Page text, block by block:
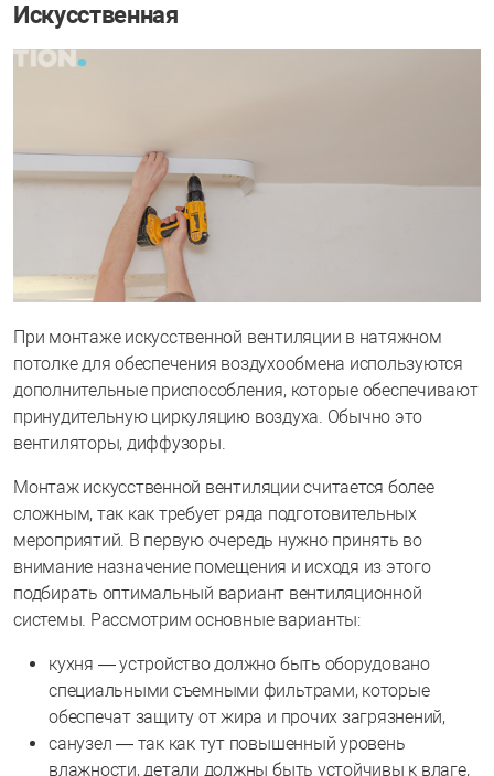
Искусственная
При монтаже искусственной вентиляции в натяжном
потолке для обеспечения воздухообмена используются
дополнительные приспособления, которые обеспечивают
принудительную циркуляцию воздуха. Обычно это
вентиляторы, диффузоры.
Монтаж искусственной вентиляции считается более
сложным, так как требует ряда подготовительных
мероприятий. В первую очередь нужно принять во
внимание назначение помещения и исходя из этого
подбирать оптимальный вариант вентиляционной
системы. Рассмотрим основные варианты:
кухня — устройство должно быть оборудовано
специальными съемными фильтрами, которые
обеспечат защиту от жира и прочих загрязнений,
санузел — так как тут повышенный уровень
влажности, детали должны быть устойчивы к влаге,